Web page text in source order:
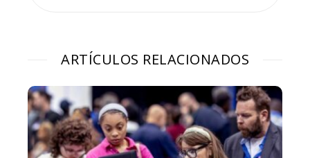
ARTÍCULOS RELACIONADOS